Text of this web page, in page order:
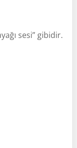
sesi” gibidir.